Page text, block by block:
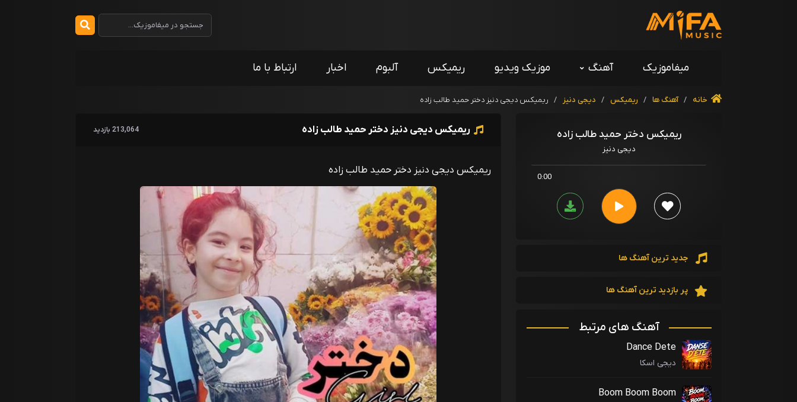
میفاموزیک آهنگ موزیک ویدیو ریمیکس آلبوم اخبار ارتباط با ما
خانه / آهنگ ها / ریمیکس / دیجی دنیز / ریمیکس دیجی دنیز دختر حمید طالب زاده
ریمیکس دختر حمید طالب زاده
دیجی دنیز
0:00
جدید ترین آهنگ ها
پر بازدید ترین آهنگ ها
آهنگ های مرتبط
Dance Dete
دیجی اسکا
Boom Boom Boom
ریمیکس دیجی دنیز دختر حمید طالب زاده 213,064 بازدید
ریمیکس دیجی دنیز دختر حمید طالب زاده